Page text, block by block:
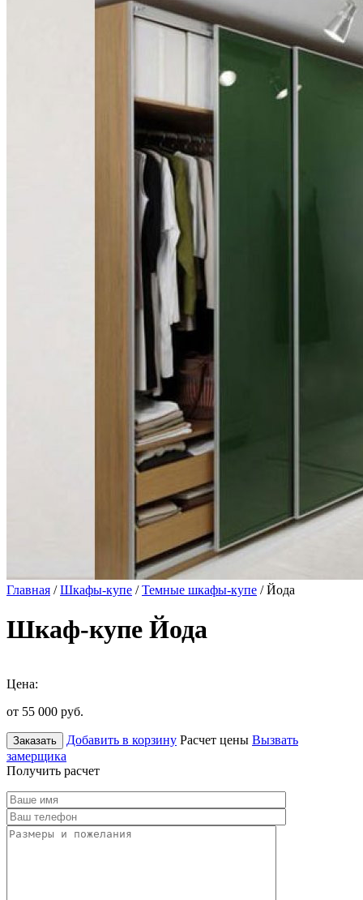
Главная /Шкафы-купе /Темные шкафы-купе / Йода
Шкаф-купе Йода
Цена:
от 55 000 руб.
Заказать Добавить в корзину Расчет цены Вызвать
замерщика
Получить расчет